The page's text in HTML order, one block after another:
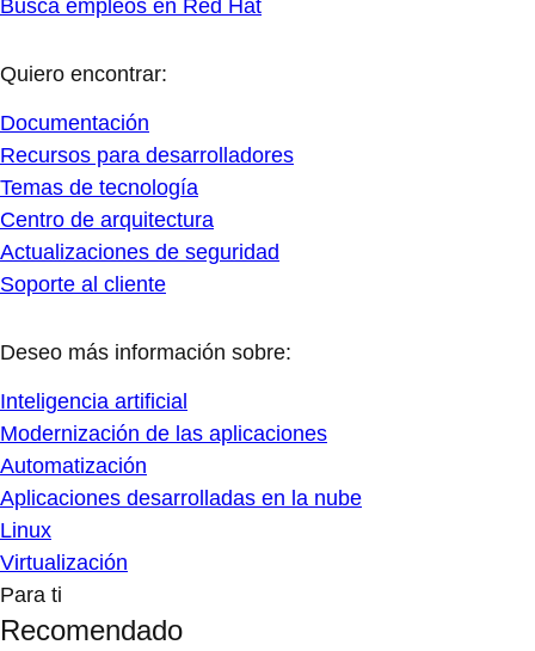
Busca empleos en Red Hat
Quiero encontrar:
Documentación
Recursos para desarrolladores
Temas de tecnología
Centro de arquitectura
Actualizaciones de seguridad
Soporte al cliente
Deseo más información sobre:
Inteligencia artificial
Modernización de las aplicaciones
Automatización
Aplicaciones desarrolladas en la nube
Linux
Virtualización
Para ti
Recomendado